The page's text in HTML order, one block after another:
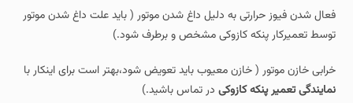
فعال شدن فیوز حرارتی به دلیل داغ شدن موتور ( باید علت داغ شدن موتور
توسط تعمیرکار پنکه کازوکی مشخص و برطرف شود.)
خرابی خازن موتور ( خازن معیوب باید تعویض شود،بهتر است برای اینکار با
نمایندگی تعمیر پنکه کازوکی در تماس باشید.)